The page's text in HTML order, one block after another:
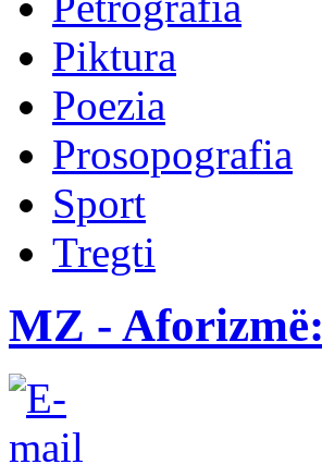
Piktura
Poezia
Prosopografia
Sport
Tregti
MZ -